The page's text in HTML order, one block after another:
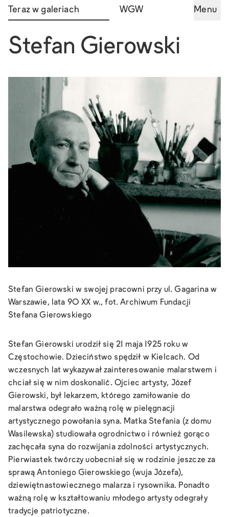
Teraz w galeriach WGW Menu
Stefan Gierowski
Stefan Gierowski w swojej pracowni przy ul. Gagarina w
Warszawie, lata 90 XX w., fot. Archiwum Fundacji
Stefana Gierowskiego
Stefan Gierowski urodził się 21 maja 1925 roku w
Częstochowie. Dzieciństwo spędził w Kielcach. Od
wczesnych lat wykazywał zainteresowanie malarstwem i
chciał się w nim doskonalić. Ojciec artysty, Józef
Gierowski, był lekarzem, którego zamiłowanie do
malarstwa odegrało ważną rolę w pielęgnacji
artystycznego powołania syna. Matka Stefania (z domu
Wasilewska) studiowała ogrodnictwo i również gorąco
zachęcała syna do rozwijania zdolności artystycznych.
Pierwiastek twórczy uobecniał się w rodzinie jeszcze za
sprawą Antoniego Gierowskiego (wuja Józefa),
dziewiętnastowiecznego malarza i rysownika. Ponadto
ważną rolę w kształtowaniu młodego artysty odegrały
tradycje patriotyczne.